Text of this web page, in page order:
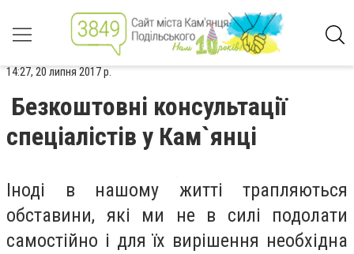
14:27, 20 липня 2017 р.
Безкоштовні консультації
спеціалістів у Кам`янці
Іноді в нашому житті трапляються
обставини, які ми не в силі подолати
самостійно і для їх вирішення необхідна